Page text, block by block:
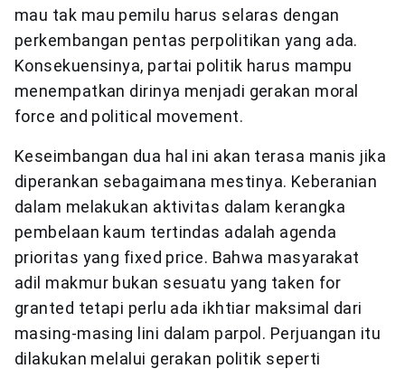
mau tak mau pemilu harus selaras dengan
perkembangan pentas perpolitikan yang ada.
Konsekuensinya, partai politik harus mampu
menempatkan dirinya menjadi gerakan moral
force and political movement.
Keseimbangan dua hal ini akan terasa manis jika
diperankan sebagaimana mestinya. Keberanian
dalam melakukan aktivitas dalam kerangka
pembelaan kaum tertindas adalah agenda
prioritas yang fixed price. Bahwa masyarakat
adil makmur bukan sesuatu yang taken for
granted tetapi perlu ada ikhtiar maksimal dari
masing-masing lini dalam parpol. Perjuangan itu
dilakukan melalui gerakan politik seperti